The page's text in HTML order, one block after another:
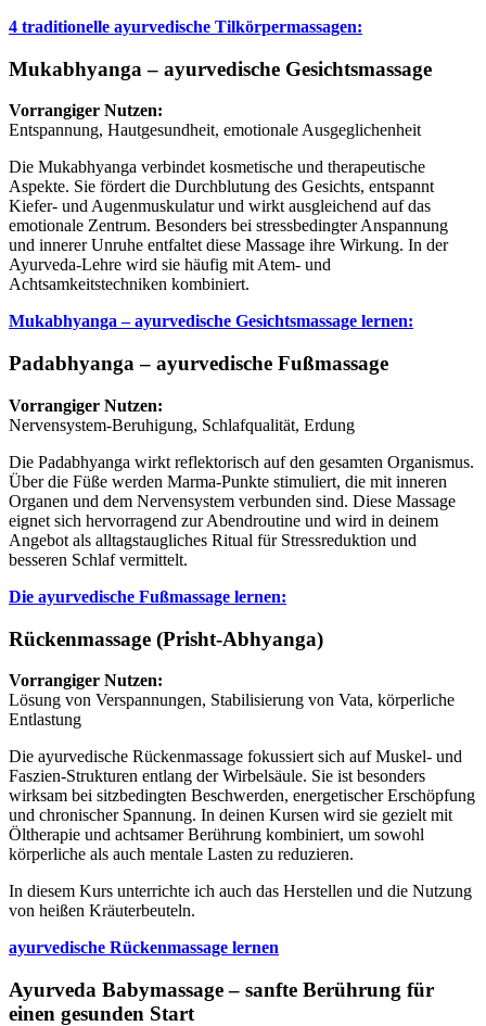
4 traditionelle ayurvedische Tilkörpermassagen:
Mukabhyanga – ayurvedische Gesichtsmassage
Vorrangiger Nutzen:
Entspannung, Hautgesundheit, emotionale Ausgeglichenheit
Die Mukabhyanga verbindet kosmetische und therapeutische
Aspekte. Sie fördert die Durchblutung des Gesichts, entspannt
Kiefer- und Augenmuskulatur und wirkt ausgleichend auf das
emotionale Zentrum. Besonders bei stressbedingter Anspannung
und innerer Unruhe entfaltet diese Massage ihre Wirkung. In der
Ayurveda-Lehre wird sie häufig mit Atem- und
Achtsamkeitstechniken kombiniert.
Mukabhyanga – ayurvedische Gesichtsmassage lernen:
Padabhyanga – ayurvedische Fußmassage
Vorrangiger Nutzen:
Nervensystem-Beruhigung, Schlafqualität, Erdung
Die Padabhyanga wirkt reflektorisch auf den gesamten Organismus.
Über die Füße werden Marma-Punkte stimuliert, die mit inneren
Organen und dem Nervensystem verbunden sind. Diese Massage
eignet sich hervorragend zur Abendroutine und wird in deinem
Angebot als alltagstaugliches Ritual für Stressreduktion und
besseren Schlaf vermittelt.
Die ayurvedische Fußmassage lernen:
Rückenmassage (Prisht-Abhyanga)
Vorrangiger Nutzen:
Lösung von Verspannungen, Stabilisierung von Vata, körperliche
Entlastung
Die ayurvedische Rückenmassage fokussiert sich auf Muskel- und
Faszien-Strukturen entlang der Wirbelsäule. Sie ist besonders
wirksam bei sitzbedingten Beschwerden, energetischer Erschöpfung
und chronischer Spannung. In deinen Kursen wird sie gezielt mit
Öltherapie und achtsamer Berührung kombiniert, um sowohl
körperliche als auch mentale Lasten zu reduzieren.
In diesem Kurs unterrichte ich auch das Herstellen und die Nutzung
von heißen Kräuterbeuteln.
ayurvedische Rückenmassage lernen
Ayurveda Babymassage – sanfte Berührung für
einen gesunden Start